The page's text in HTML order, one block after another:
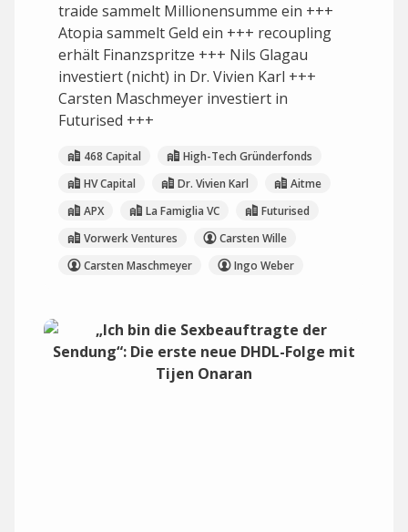
traide sammelt Millionensumme ein +++
Atopia sammelt Geld ein +++ recoupling
erhält Finanzspritze +++ Nils Glagau
investiert (nicht) in Dr. Vivien Karl +++
Carsten Maschmeyer investiert in
Futurised +++
468 Capital
High-Tech Gründerfonds
HV Capital
Dr. Vivien Karl
Aitme
APX
La Famiglia VC
Futurised
Vorwerk Ventures
Carsten Wille
Carsten Maschmeyer
Ingo Weber